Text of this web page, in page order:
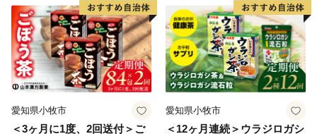
また、転居などの寄附者の都合により返礼品がお届けで
きない場合、返礼品の再送は致しません。
（配送業者によっては転送が可能ですが、転送費用は寄
附者負担となります。）
あらかじめご了承ください。
※冷凍・冷蔵の商品につきまして、離島への配送が対応
愛知県小牧市
＜3ヶ月に1度、2回送付＞ご
愛知県小牧市
＜12ヶ月連続＞ウラジロガシ